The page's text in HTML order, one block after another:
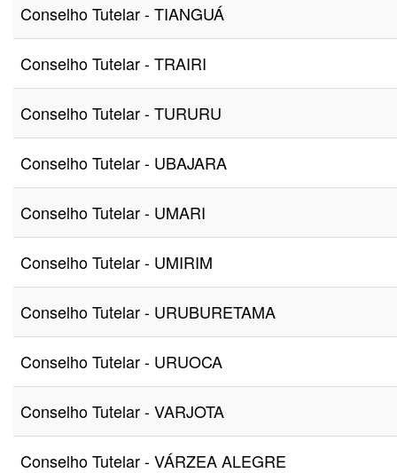
Conselho Tutelar - TIANGUÁ
Conselho Tutelar - TRAIRI
Conselho Tutelar - TURURU
Conselho Tutelar - UBAJARA
Conselho Tutelar - UMARI
Conselho Tutelar - UMIRIM
Conselho Tutelar - URUBURETAMA
Conselho Tutelar - URUOCA
Conselho Tutelar - VARJOTA
Conselho Tutelar - VÁRZEA ALEGRE